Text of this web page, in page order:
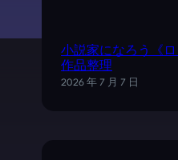
小説家になろう《
作品整理
2026 年 7 月 7 日